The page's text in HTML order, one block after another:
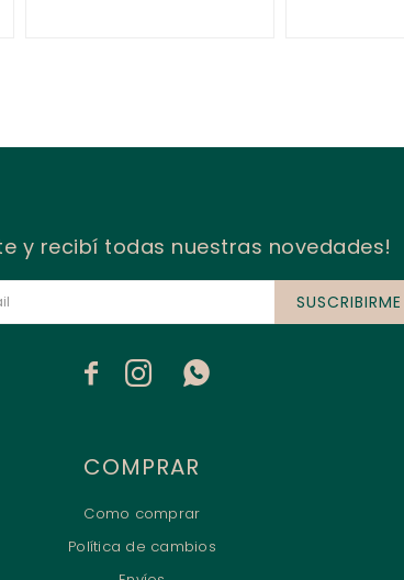
COMPRAR
Como comprar
Política de cambios
y recibí todas nuestras novedades!
SUSCRIBIRME
  